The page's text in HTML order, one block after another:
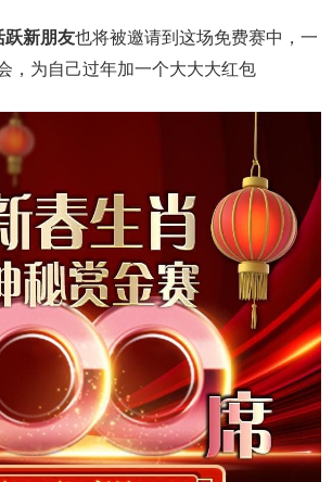
跃新朋友也将被邀请到这场免费赛中，一
，为自己过年加一个大大大红包